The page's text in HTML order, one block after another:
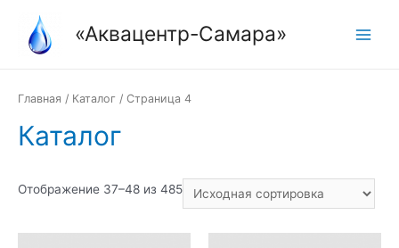
содержимому
«Аквацентр-Самара»
Главная / Каталог / Страница 4
Каталог
Отображение 37–48 из 485